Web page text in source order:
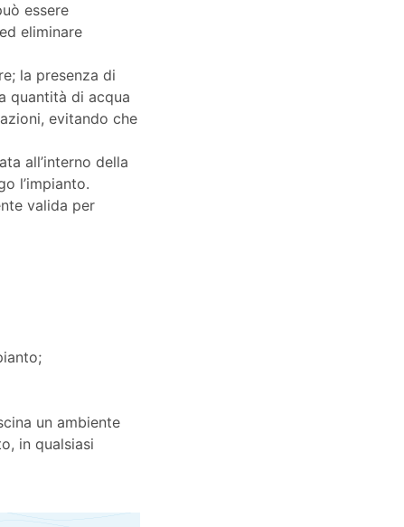
essere
eliminare
la presenza di
quantità di acqua
evitando che
all’interno della
l’impianto.
valida per
un ambiente
in qualsiasi